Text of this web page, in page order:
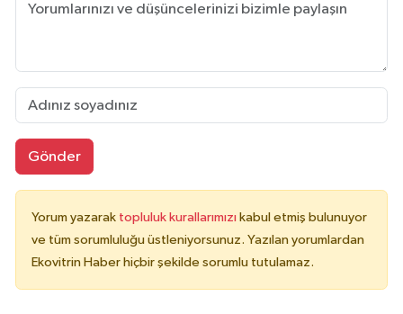
Gönder
Yorum yazarak topluluk kurallarımızı kabul etmiş bulunuyor
ve tüm sorumluluğu üstleniyorsunuz. Yazılan yorumlardan
Ekovitrin Haber hiçbir şekilde sorumlu tutulamaz.